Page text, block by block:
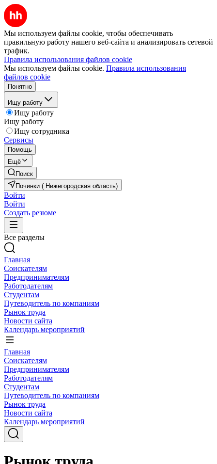
Мы используем файлы cookie, чтобы обеспечивать
правильную работу нашего веб-сайта и анализировать сетевой
трафик.
Правила использования файлов cookie
Мы используем файлы cookie. Правила использования
файлов cookie
Понятно
Ищу работу
Ищу работу
Ищу работу
Ищу сотрудника
Сервисы
Помощь
Ещё
Поиск
Починки ( Нижегородская область)
Войти
Войти
Создать резюме
Все разделы
Главная
Соискателям
Предпринимателям
Работодателям
Студентам
Путеводитель по компаниям
Рынок труда
Новости сайта
Календарь мероприятий
Главная
Соискателям
Предпринимателям
Работодателям
Студентам
Путеводитель по компаниям
Рынок труда
Новости сайта
Календарь мероприятий